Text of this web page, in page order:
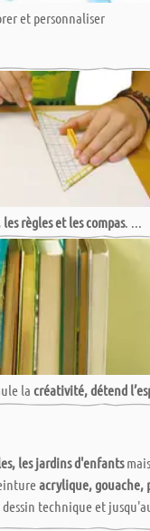
et personnaliser
règles et les compas. ...
la créativité, détend
les jardins d'enfants
acrylique, gouache,
technique et